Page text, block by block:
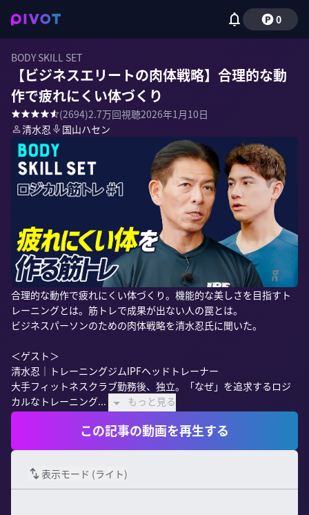
0
BODY SKILL SET
【ビジネスエリートの肉体戦略】合理的な動
作で疲れにくい体づくり
(2694)2.7万回視聴2026年1月10日
清水忍
国山ハセン
合理的な動作で疲れにくい体づくり。機能的な美しさを目指すト
レーニングとは。筋トレで成果が出ない人の罠とは。
ビジネスパーソンのための肉体戦略を清水忍氏に聞いた。
＜ゲスト＞
清水忍｜トレーニングジムIPFヘッドトレーナー
大手フィットネスクラブ勤務後、独立。「なぜ」を追求するロジ
カルなトレーニング...
もっと見る
この記事の動画を再生する
表示モード (ライト)